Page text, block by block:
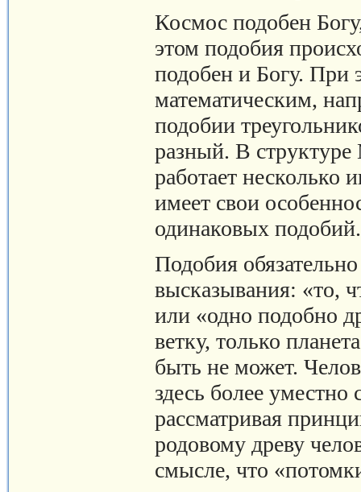
Космос подобен
этом подобия
подобен и Богу. При
математическим,
подобии
разный. В
работает
имеет свои
одинаковых подобий.
Подобия
высказывания: «то,
или «одно подобно
ветку, только
быть не может.
здесь более
рассматривая
родовому древу
смысле, что